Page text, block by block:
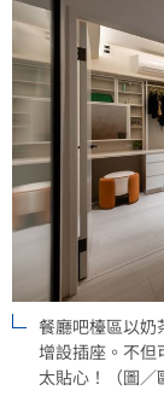
餐廳吧檯區以奶
增設插座。不但
太貼心！（圖／